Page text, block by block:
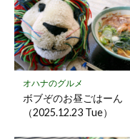
マ
ー
ク
に
存
オハナのグルメ
ボブぞのお昼ごはーん
（2025.12.23 Tue）